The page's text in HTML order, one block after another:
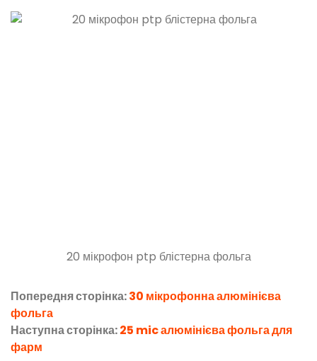
20 мікрофон ptp блістерна фольга
Попередня сторінка:30 мікрофонна алюмінієва
фольга
Наступна сторінка:25 mic алюмінієва фольга для
фарм